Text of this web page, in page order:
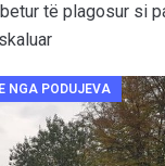
të plagosur si
NGA PODUJEVA